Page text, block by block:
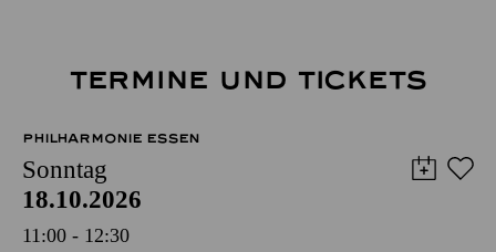
TERMINE UND TICKETS
PHILHARMONIE ESSEN
Sonntag
18.10.2026
11:00 - 12:30